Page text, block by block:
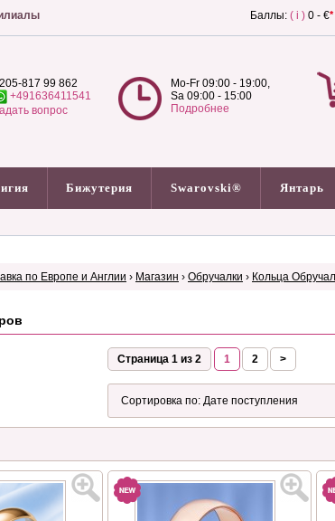
Баллы: ( i ) 0 - €*
817 99 862
+491636411541
вопрос
Mo-Fr 09:00 - 19:00,
Sa 09:00 - 15:00
Подробнее
Бижутерия Swarovski® Янтарь
по Европе и Англии › Магазин › Обручалки › Кольца
Страница 1 из 2 1 2 >